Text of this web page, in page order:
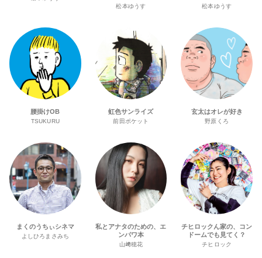
松本ゆうす 松本ゆうす
腰掛けOB
TSUKURU
虹色サンライズ
前田ポケット
玄太はオレが好き
野原くろ
まくのうちぃシネマ
よしひろまさみち
私とアナタのための、エ
ンパワ本
山﨑穂花
チヒロックん家の、コン
ドームでも見てく？
チヒロック